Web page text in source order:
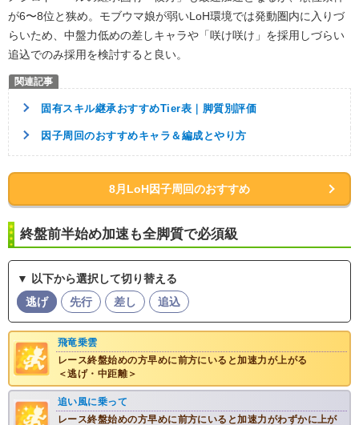
が6〜8位と狭め。モブウマ娘が弱いLoH環境では発動圏内に入りづ
らいため、中盤力低めの差しキャラや「咲け咲け」を採用しづらい
追込でのみ採用を検討すると良い。
固有スキル継承おすすめTier表｜脚質別評価
因子周回のおすすめキャラ＆編成とやり方
8月LoH因子周回のおすすめ
終盤前半始め加速も全脚質で必須級
▼ 以下から選択して切り替える
逃げ
先行 差し 追込
飛竜乗雲
レース終盤始めの方早めに前方にいると加速力が上がる
＜逃げ・中距離＞
追い風に乗って
レース終盤始めの方早めに前方にいると加速力がわずかに上が